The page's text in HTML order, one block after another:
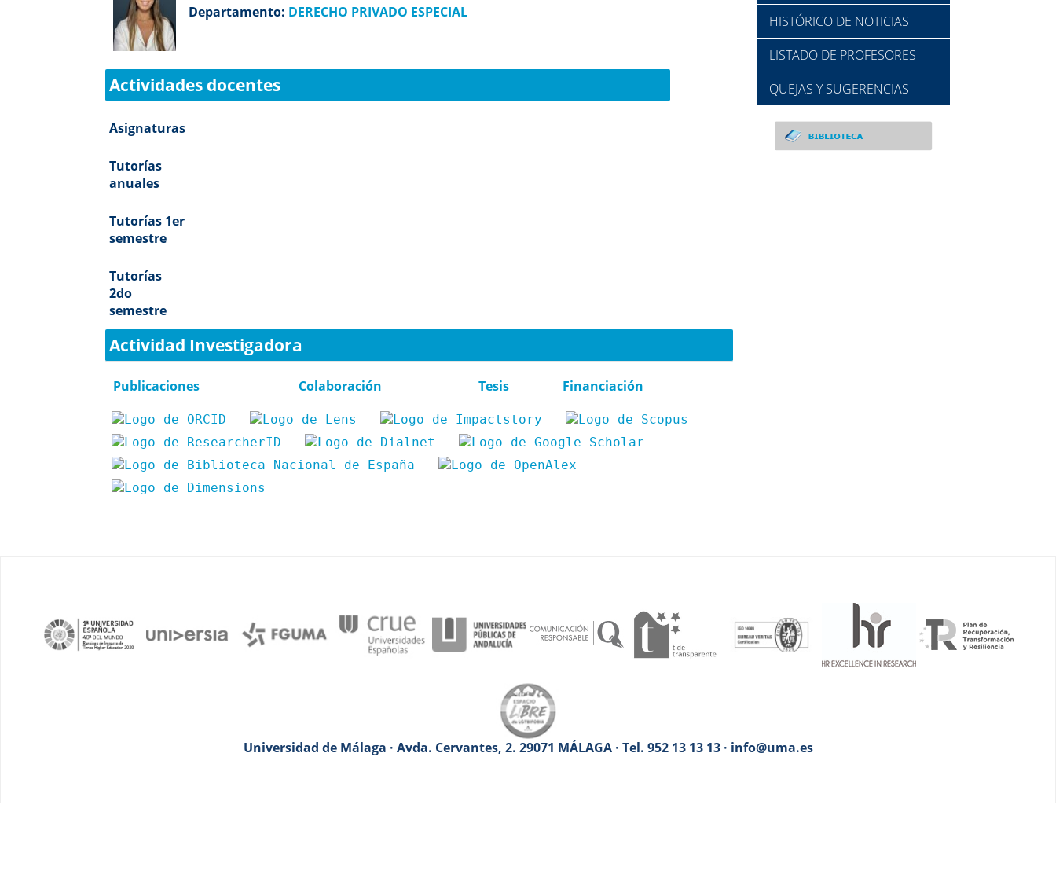
Departamento: DERECHO PRIVADO ESPECIAL
Actividades docentes
Asignaturas
Tutorías
anuales
Tutorías 1er
semestre
Tutorías
2do
semestre
Actividad Investigadora
Publicaciones Colaboración Tesis Financiación
HISTÓRICO DE NOTICIAS
LISTADO DE PROFESORES
QUEJAS Y SUGERENCIAS
Universidad de Málaga · Avda. Cervantes, 2. 29071 MÁLAGA · Tel. 952 13 13 13 · info@uma.es